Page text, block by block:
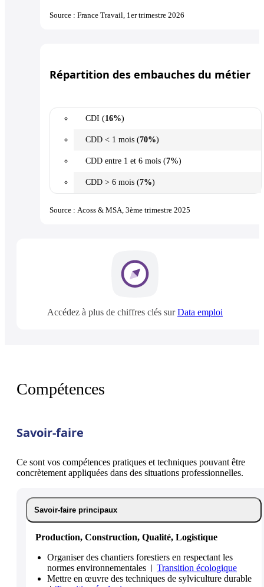
Source : France Travail, 1er trimestre 2026
Répartition des embauches du métier
CDI (16%)
CDD < 1 mois (70%)
CDD entre 1 et 6 mois (7%)
CDD > 6 mois (7%)
Source : Acoss & MSA, 3ème trimestre 2025
Accédez à plus de chiffres clés surData emploi
Compétences
Savoir-faire
Ce sont vos compétences pratiques et techniques pouvant être
concrètement appliquées dans des situations professionnelles.
Savoir-faire principaux
Production, Construction, Qualité, Logistique
Organiser des chantiers forestiers en respectant les
normes environnementales
Transition écologique
Mettre en œuvre des techniques de sylviculture durable